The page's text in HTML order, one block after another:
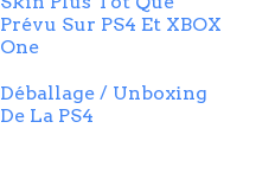
Prévu Sur PS4 Et XBOX
One
Déballage / Unboxing
De La PS4